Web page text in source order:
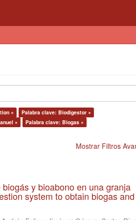
×
Palabra clave: Biodigestor ×
×
Palabra clave: Biogas ×
Mostrar Filtros
y bioabono en una granja
system to obtain biogas and